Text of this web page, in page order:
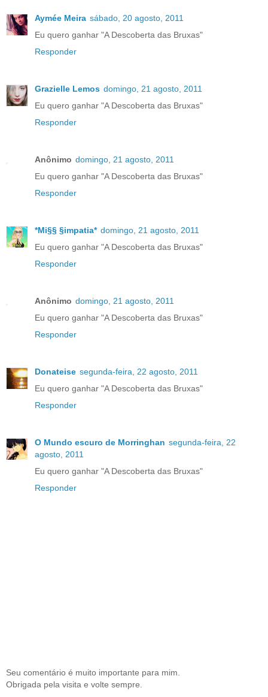
Aymée Meira sábado, 20 agosto, 2011
Eu quero ganhar "A Descoberta das Bruxas"
Responder
Grazielle Lemos domingo, 21 agosto, 2011
Eu quero ganhar "A Descoberta das Bruxas"
Responder
Anônimo domingo, 21 agosto, 2011
Eu quero ganhar "A Descoberta das Bruxas"
Responder
*Mi§§ §impatia* domingo, 21 agosto, 2011
Eu quero ganhar "A Descoberta das Bruxas"
Responder
Anônimo domingo, 21 agosto, 2011
Eu quero ganhar "A Descoberta das Bruxas"
Responder
Donateise segunda-feira, 22 agosto, 2011
Eu quero ganhar "A Descoberta das Bruxas"
Responder
O Mundo escuro de Morringhan segunda-feira, 22
agosto, 2011
Eu quero ganhar "A Descoberta das Bruxas"
Responder
Seu comentário é muito importante para mim.
Obrigada pela visita e volte sempre.